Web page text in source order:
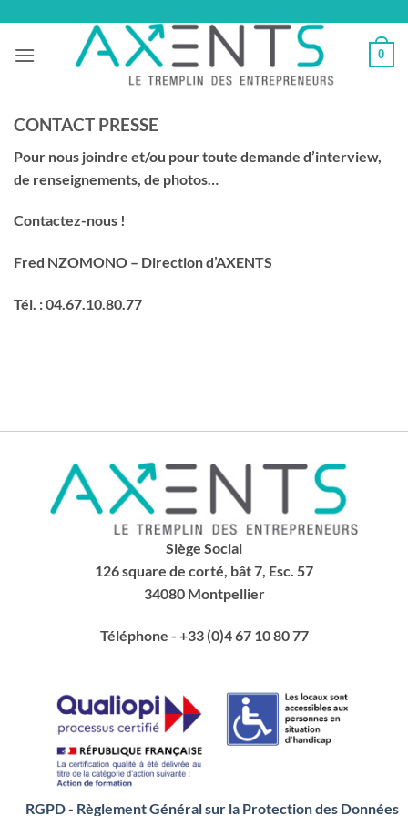
contenu
0
CONTACT PRESSE
Pour nous joindre et/ou pour toute demande d’interview,
de renseignements, de photos…
Contactez-nous !
Fred NZOMONO – Direction d’AXENTS
Tél. : 04.67.10.80.77
Siège Social
126 square de corté, bât 7, Esc. 57
34080 Montpellier
Téléphone - +33 (0)4 67 10 80 77
RGPD - Règlement Général sur la Protection des Données